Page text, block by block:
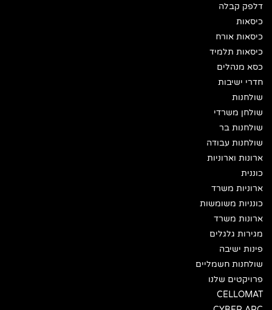
דלפק קבלה
כיסאות
כיסאות אורח
כיסאות תלמיד
כסא מנהלים
חדרי ישיבות
שולחנות
שולחן משרדי
שולחנות בר
שולחנות עבודה
ארונות וארוניות
כוננית
ארוניות משרד
כונניות משומשות
ארונות משרד
מגירות גלגלים
פינות ישיבה
שולחנות חשמליים
פרויקטים שלנו
CELLOMAT